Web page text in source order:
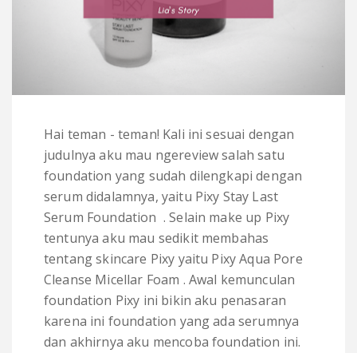
Hai teman - teman! Kali ini sesuai dengan
judulnya aku mau ngereview salah satu
foundation yang sudah dilengkapi dengan
serum didalamnya, yaitu Pixy Stay Last
Serum Foundation . Selain make up Pixy
tentunya aku mau sedikit membahas
tentang skincare Pixy yaitu Pixy Aqua Pore
Cleanse Micellar Foam . Awal kemunculan
foundation Pixy ini bikin aku penasaran
karena ini foundation yang ada serumnya
dan akhirnya aku mencoba foundation ini.